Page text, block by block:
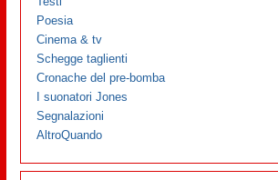
Poesia
Cinema & tv
Schegge taglienti
Cronache del pre-bomba
I suonatori Jones
Segnalazioni
AltroQuando